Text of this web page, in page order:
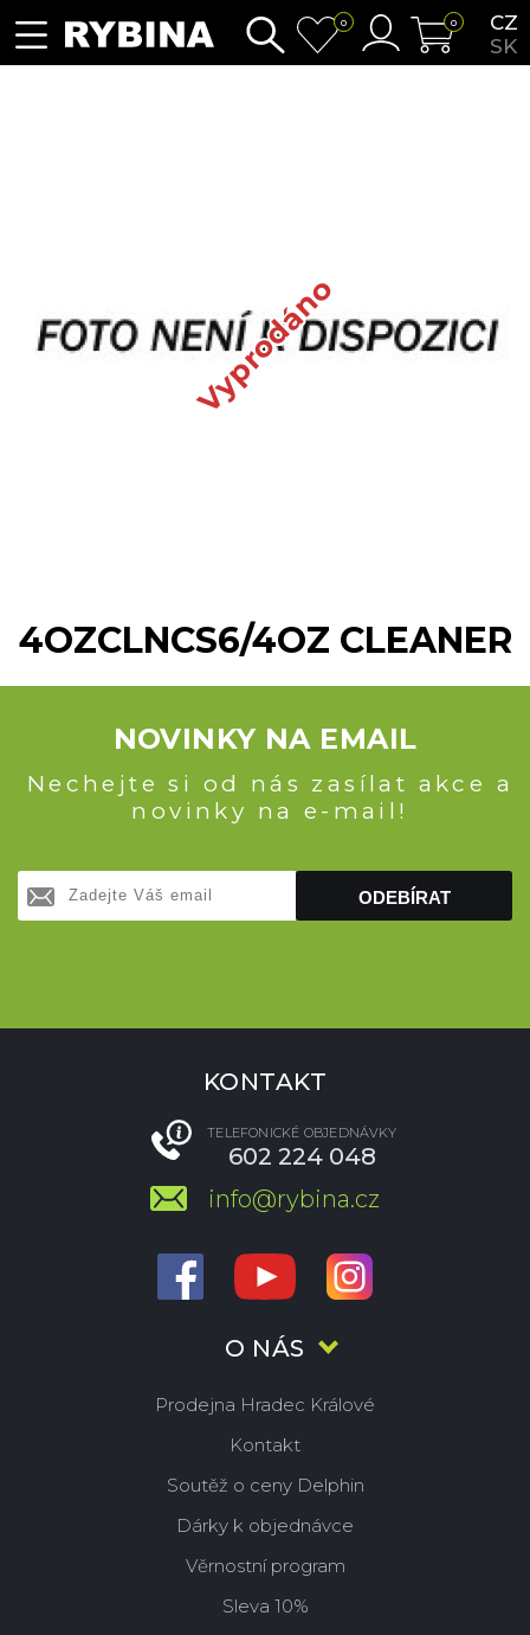
CZ
SK
0 0
Vyprodáno
4OZCLNCS6/4OZ CLEANER
NOVINKY NA EMAIL
Nechejte si od nás zasílat akce a
novinky na e-mail!
ODEBÍRAT
O NÁS
Prodejna Hradec Králové
Kontakt
Soutěž o ceny Delphin
Dárky k objednávce
Věrnostní program
Sleva 10%
KONTAKT
TELEFONICKÉ OBJEDNÁVKY
602 224 048
info@rybina.cz